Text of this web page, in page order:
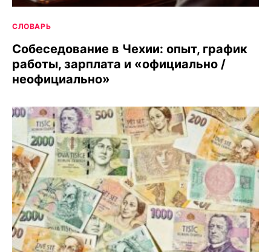
СЛОВАРЬ
Собеседование в Чехии: опыт, график
работы, зарплата и «официально /
неофициально»